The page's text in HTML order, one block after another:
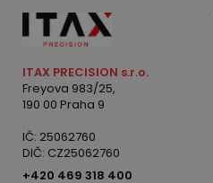
ITAX PRECISION s.r.o.
Freyova 983/25,
190 00 Praha 9
IČ: 25062760
DIČ: CZ25062760
+420 469 318 400